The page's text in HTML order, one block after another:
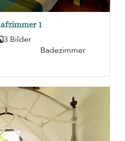
1
3 Bilder
Badezimmer